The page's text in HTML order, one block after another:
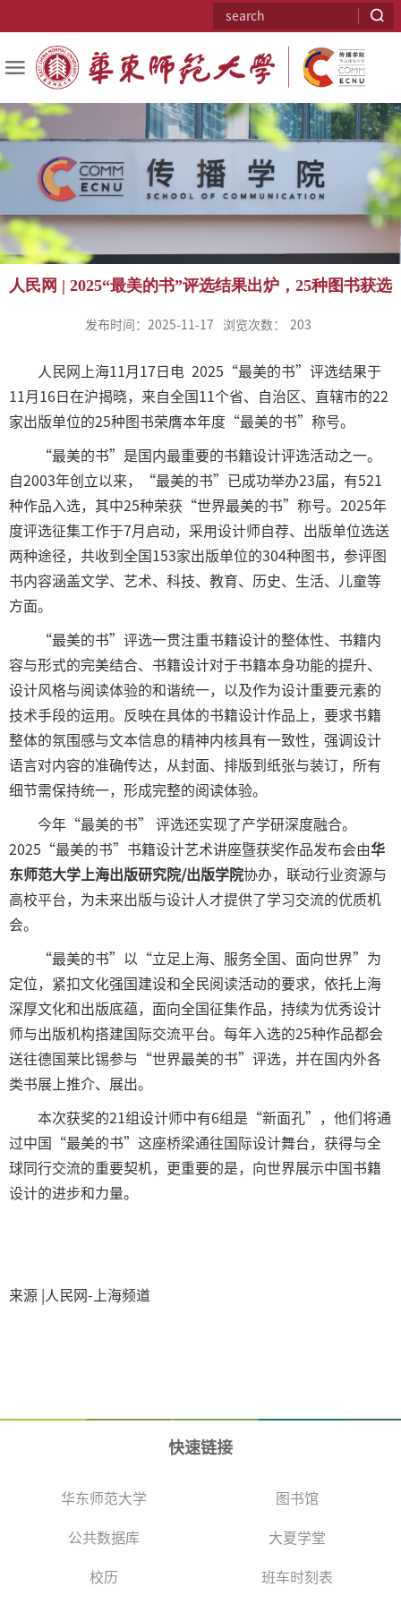
人民网 | 2025“最美的书”评选结果出炉，25种图书获选
发布时间：2025-11-17 浏览次数： 203
人民网上海11月17日电 2025“最美的书”评选结果于
11月16日在沪揭晓，来自全国11个省、自治区、直辖市的22
家出版单位的25种图书荣膺本年度“最美的书”称号。
“最美的书”是国内最重要的书籍设计评选活动之一。
自2003年创立以来，“最美的书”已成功举办23届，有521
种作品入选，其中25种荣获“世界最美的书”称号。2025年
度评选征集工作于7月启动，采用设计师自荐、出版单位选送
两种途径，共收到全国153家出版单位的304种图书，参评图
书内容涵盖文学、艺术、科技、教育、历史、生活、儿童等
方面。
“最美的书”评选一贯注重书籍设计的整体性、书籍内
容与形式的完美结合、书籍设计对于书籍本身功能的提升、
设计风格与阅读体验的和谐统一，以及作为设计重要元素的
技术手段的运用。反映在具体的书籍设计作品上，要求书籍
整体的氛围感与文本信息的精神内核具有一致性，强调设计
语言对内容的准确传达，从封面、排版到纸张与装订，所有
细节需保持统一，形成完整的阅读体验。
今年“最美的书” 评选还实现了产学研深度融合。
2025“最美的书”书籍设计艺术讲座暨获奖作品发布会由华
东师范大学上海出版研究院/出版学院协办，联动行业资源与
高校平台，为未来出版与设计人才提供了学习交流的优质机
会。
“最美的书”以“立足上海、服务全国、面向世界”为
定位，紧扣文化强国建设和全民阅读活动的要求，依托上海
深厚文化和出版底蕴，面向全国征集作品，持续为优秀设计
师与出版机构搭建国际交流平台。每年入选的25种作品都会
送往德国莱比锡参与“世界最美的书”评选，并在国内外各
类书展上推介、展出。
本次获奖的21组设计师中有6组是“新面孔”，他们将通
过中国“最美的书”这座桥梁通往国际设计舞台，获得与全
球同行交流的重要契机，更重要的是，向世界展示中国书籍
设计的进步和力量。
来源 |人民网-上海频道
快速链接
华东师范大学 图书馆
公共数据库 大夏学堂
校历 班车时刻表